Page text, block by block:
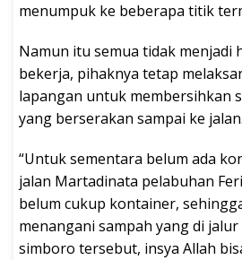
menumpuk ke beberapa titik
Namun itu semua tidak menjadi
bekerja, pihaknya tetap
lapangan untuk membersihkan
yang berserakan sampai ke jalan.
“Untuk sementara belum ada
jalan Martadinata pelabuhan
belum cukup kontainer,
menangani sampah yang di
simboro tersebut, insya Allah